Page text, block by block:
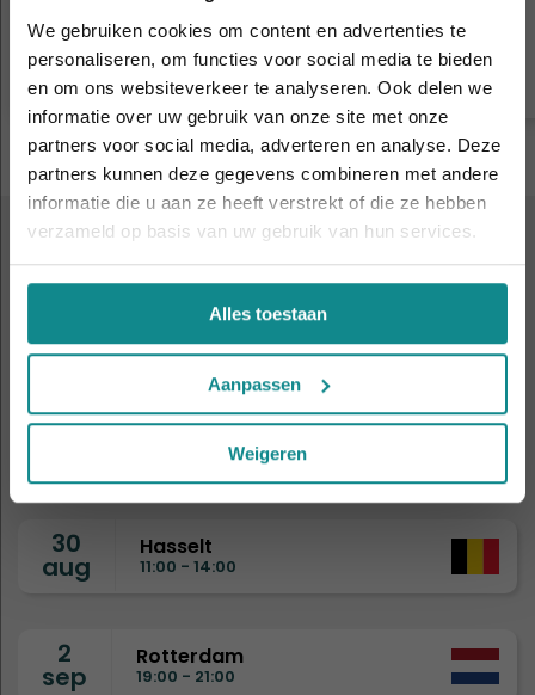
We gebruiken cookies om content en advertenties te
personaliseren, om functies voor social media te bieden
en om ons websiteverkeer te analyseren. Ook delen we
informatie over uw gebruik van onze site met onze
partners voor social media, adverteren en analyse. Deze
partners kunnen deze gegevens combineren met andere
informatie die u aan ze heeft verstrekt of die ze hebben
verzameld op basis van uw gebruik van hun services.
Alles toestaan
Aanpassen
Weigeren
Prijs
€ 1.263
Meer informatie
KOM EENS KENNISMAKEN
Volgende
infoavonden
Wil je de Wellness Academie beter leren kennen?
Dan ben je van harte welkom op onze infoavonden
of opendagen.
30
aug
Hasselt
11:00 - 14:00
2
sep
Rotterdam
19:00 - 21:00
Laatste week! 10% korting t.e.m. 15 augustus,
daarna eindigt de zomeractie definitief.
Sluiten